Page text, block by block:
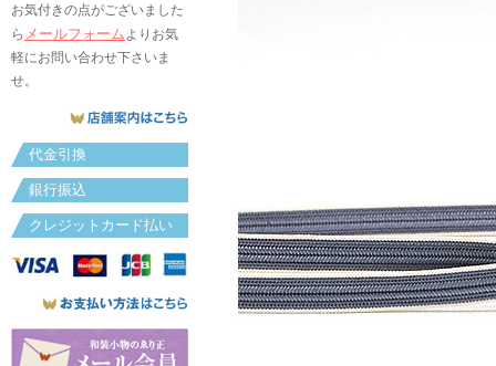
お気付きの点がございました
ら メールフォームよりお気
軽にお問い合わせ下さいま
せ。
代金引換
銀行振込
クレジットカード払い